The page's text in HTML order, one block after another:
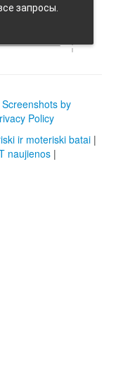
by
Policy
ir moteriski batai |
naujienos |